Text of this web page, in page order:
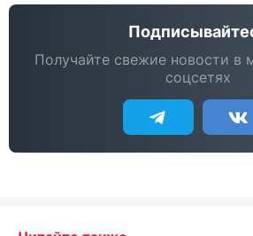
Получайте свежие новости в
соцсетях